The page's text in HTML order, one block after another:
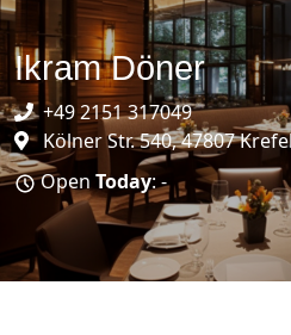
Ikram Döner
+49 2151 317049
Kölner Str. 540, 47807
Open Today: -